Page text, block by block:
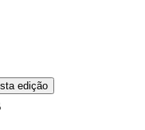
edição